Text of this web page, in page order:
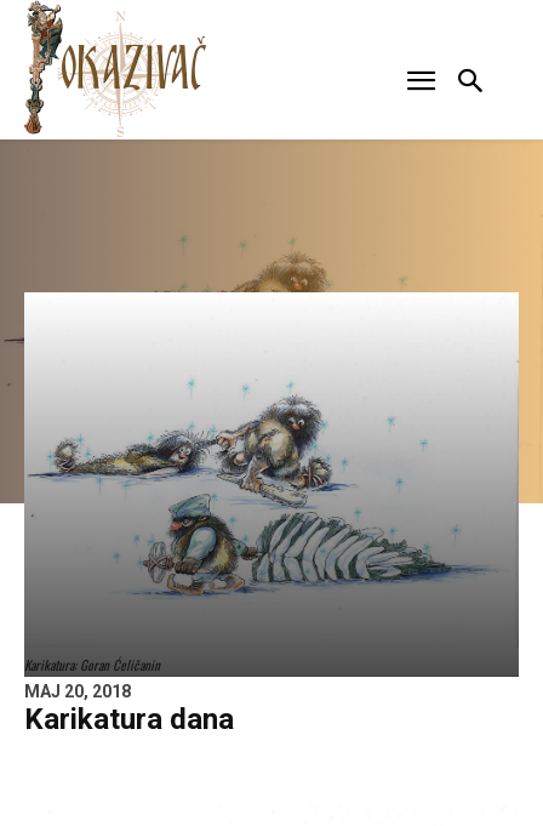
Karikatura: Goran Ćeličanin
MAJ 20, 2018
Karikatura dana